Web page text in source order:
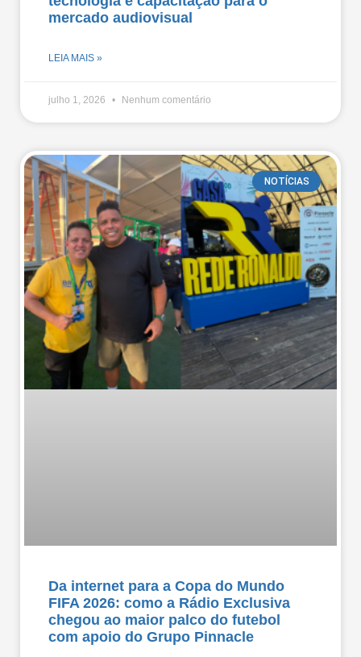
mercado audiovisual
LEIA MAIS »
julho 1, 2026 Nenhum comentário
NOTÍCIAS
Da internet para a Copa do Mundo
FIFA 2026: como a Rádio Exclusiva
chegou ao maior palco do futebol
com apoio do Grupo Pinnacle